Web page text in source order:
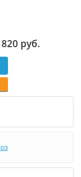
руб.